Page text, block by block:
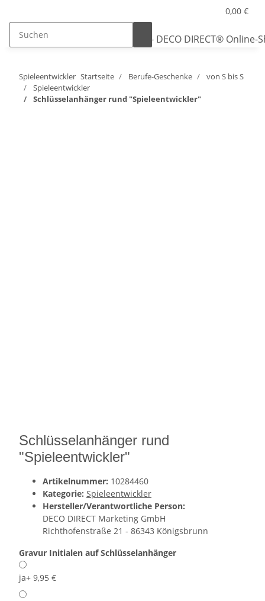
0,00 €
Spieleentwickler Startseite Berufe-Geschenke
von S bis S
Spieleentwickler
Schlüsselanhänger rund "Spieleentwickler"
Schlüsselanhänger rund
"Spieleentwickler"
Artikelnummer: 10284460
Kategorie: Spieleentwickler
Hersteller/Verantwortliche Person:
DECO DIRECT Marketing GmbH
Richthofenstraße 21 - 86343 Königsbrunn
Gravur Initialen auf Schlüsselanhänger
ja+ 9,95 €